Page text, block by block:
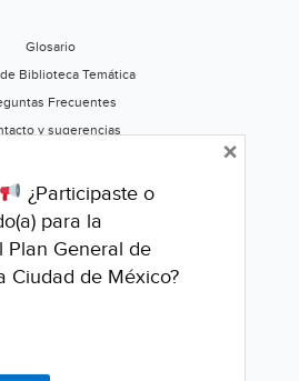
Glosario
Biblioteca Temática
Frecuentes
y sugerencias
Califica este portal
¿Participaste o
para la
Plan General de
Ciudad de México?
×